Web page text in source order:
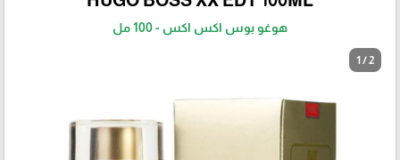
هوغو بوس اكس اكس - 100 مل
1 / 2